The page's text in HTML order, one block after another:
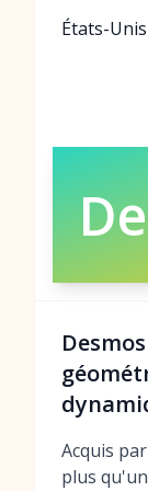
États-Unis
Acquis
plus